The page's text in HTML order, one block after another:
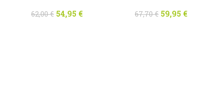
62,00€
Original
54,95 € 67,70€
Original
59,95 €